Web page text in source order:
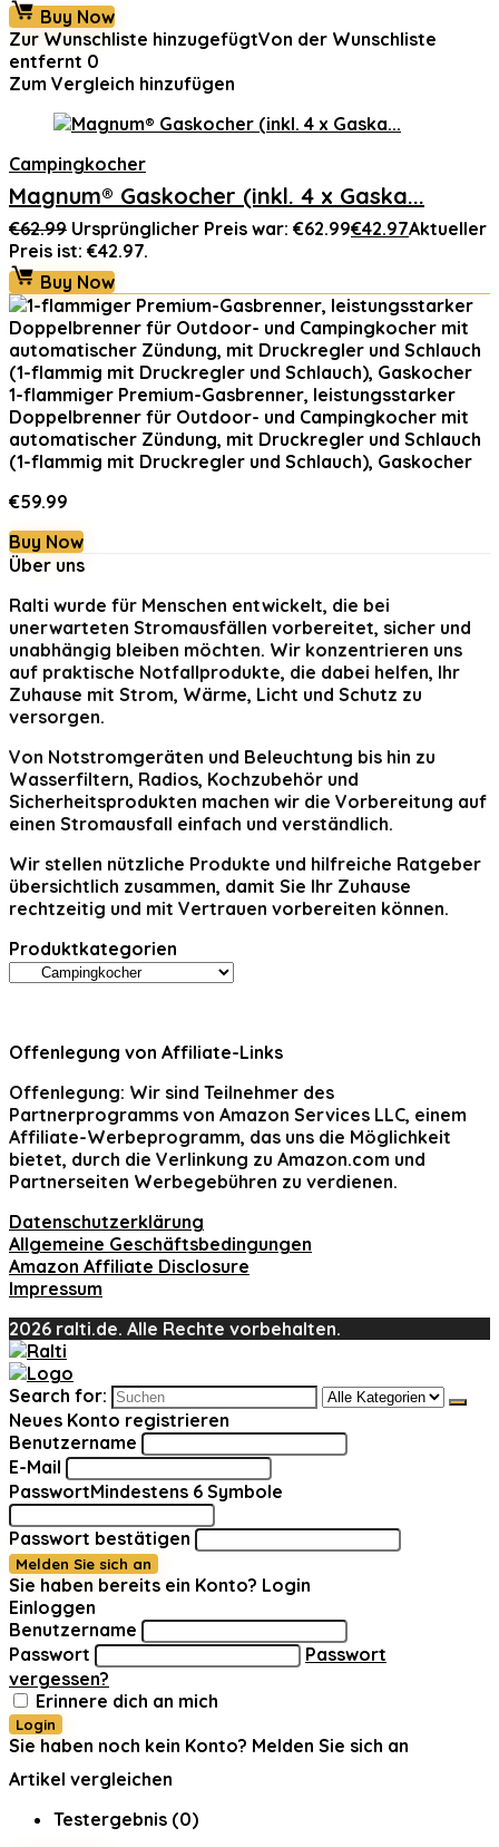
Buy Now
Zur Wunschliste hinzugefügtVon der Wunschliste
entfernt 0
Zum Vergleich hinzufügen
Campingkocher
Magnum® Gaskocher (inkl. 4 x Gaska...
€62.99 Ursprünglicher Preis war: €62.99€42.97Aktueller
Preis ist: €42.97.
Buy Now
1-flammiger Premium-Gasbrenner, leistungsstarker
Doppelbrenner für Outdoor- und Campingkocher mit
automatischer Zündung, mit Druckregler und Schlauch
(1-flammig mit Druckregler und Schlauch), Gaskocher
€59.99
Buy Now
Über uns
Ralti wurde für Menschen entwickelt, die bei
unerwarteten Stromausfällen vorbereitet, sicher und
unabhängig bleiben möchten. Wir konzentrieren uns
auf praktische Notfallprodukte, die dabei helfen, Ihr
Zuhause mit Strom, Wärme, Licht und Schutz zu
versorgen.
Von Notstromgeräten und Beleuchtung bis hin zu
Wasserfiltern, Radios, Kochzubehör und
Sicherheitsprodukten machen wir die Vorbereitung auf
einen Stromausfall einfach und verständlich.
Wir stellen nützliche Produkte und hilfreiche Ratgeber
übersichtlich zusammen, damit Sie Ihr Zuhause
rechtzeitig und mit Vertrauen vorbereiten können.
Produktkategorien
Offenlegung von Affiliate-Links
Offenlegung: Wir sind Teilnehmer des
Partnerprogramms von Amazon Services LLC, einem
Affiliate-Werbeprogramm, das uns die Möglichkeit
bietet, durch die Verlinkung zu Amazon.com und
Partnerseiten Werbegebühren zu verdienen.
Datenschutzerklärung
Allgemeine Geschäftsbedingungen
Amazon Affiliate Disclosure
Impressum
2026 ralti.de. Alle Rechte vorbehalten.
Search for:
Neues Konto registrieren
Benutzername
E-Mail
PasswortMindestens 6 Symbole
Passwort bestätigen
Melden Sie sich an
Sie haben bereits ein Konto? Login
Einloggen
Benutzername
Passwort
Passwort
vergessen?
Erinnere dich an mich
Login
Sie haben noch kein Konto? Melden Sie sich an
Artikel vergleichen
Testergebnis (0)